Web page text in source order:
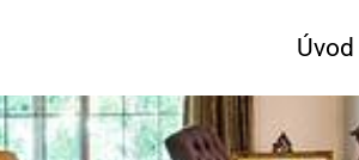
Úvod